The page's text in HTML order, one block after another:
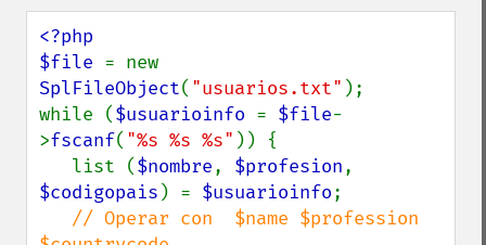
<?php
$file
SplFileObject( "usuarios.txt" );
while ($usuarioinfo = $file-
>fscanf( "%s %s %s" )) {
   list (
$nombre, $profesion
$codigopais ) = $usuarioinfo;
// Operar con  $name $profession